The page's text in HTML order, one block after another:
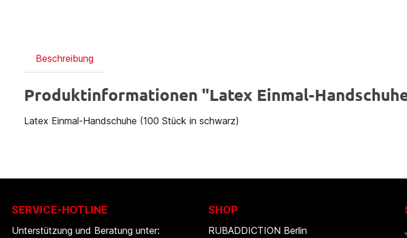
Beschreibung
Produktinformationen "Latex Einmal-
Latex Einmal-Handschuhe (100 Stück in schwarz)
SHOP
RUBADDICTION Berlin
SERVICE-HOTLINE
Unterstützung und Beratung unter: